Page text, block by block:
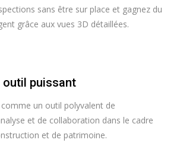
sans être sur place et gagnez du
grâce aux vues 3D détaillées.
outil puissant
un outil polyvalent de
et de collaboration dans le cadre
et de patrimoine.